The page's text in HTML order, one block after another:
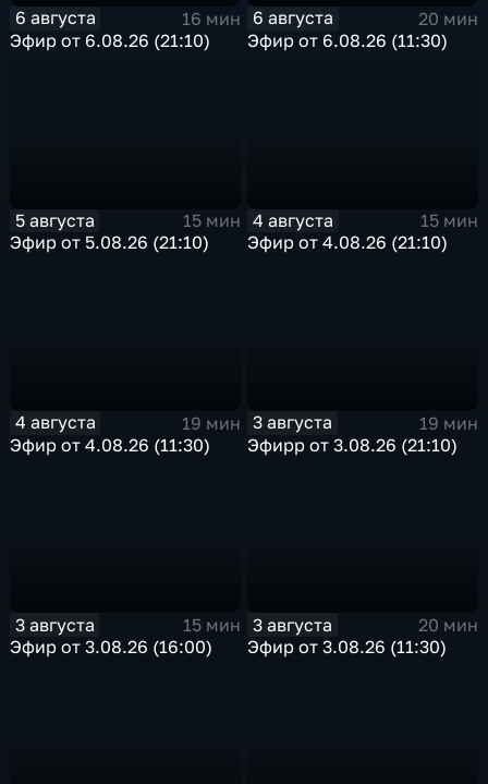
6 августа
16 мин
Эфир от 6.08.26 (21:10)
6 августа
20 мин
Эфир от 6.08.26 (11:30)
5 августа
15 мин
Эфир от 5.08.26 (21:10)
4 августа
15 мин
Эфир от 4.08.26 (21:10)
4 августа
19 мин
Эфир от 4.08.26 (11:30)
3 августа
19 мин
Эфирр от 3.08.26 (21:10)
3 августа
15 мин
Эфир от 3.08.26 (16:00)
3 августа
20 мин
Эфир от 3.08.26 (11:30)